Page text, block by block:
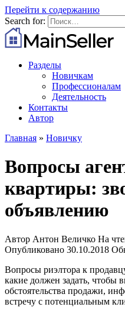
Перейти к содержанию
Search for:
Разделы
Новичкам
Профессионалам
Деятельность
Контакты
Автор
Главная » Новичку
Вопросы
квартиры:
объявлению
Автор Антон Величко На
Опубликовано 30.10.2018
Вопросы риэлтора к
какие должен задать, чтобы
обстоятельства продажи,
встречу с потенциальным